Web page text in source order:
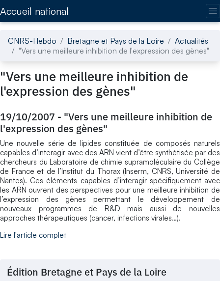
Accueil national
CNRS-Hebdo Bretagne et Pays de la Loire
Actualités
"Vers une meilleure inhibition de l'expression des gènes"
"Vers une meilleure inhibition de
l'expression des gènes"
19/10/2007 - "Vers une meilleure inhibition de
l'expression des gènes"
Une nouvelle série de lipides constituée de composés naturels
capables d’interagir avec des ARN vient d’être synthétisée par des
chercheurs du Laboratoire de chimie supramoléculaire du Collège
de France et de l’Institut du Thorax (Inserm, CNRS, Université de
Nantes). Ces éléments capables d’interagir spécifiquement avec
les ARN ouvrent des perspectives pour une meilleure inhibition de
l’expression des gènes permettant le développement de
nouveaux programmes de R&D mais aussi de nouvelles
approches thérapeutiques (cancer, infections virales…).
Lire l'article complet
Édition Bretagne et Pays de la Loire